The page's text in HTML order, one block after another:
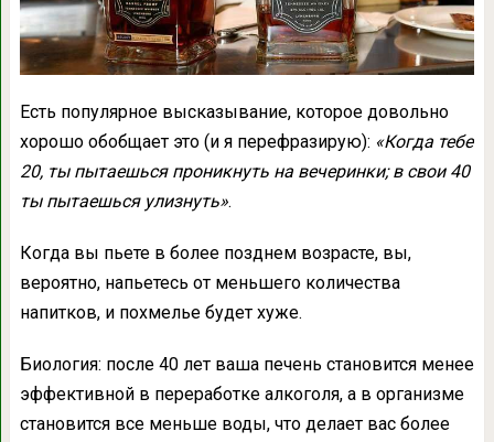
Есть популярное высказывание, которое довольно
хорошо обобщает это (и я перефразирую): «Когда тебе
20, ты пытаешься проникнуть на вечеринки; в свои 40
ты пытаешься улизнуть».
Когда вы пьете в более позднем возрасте, вы,
вероятно, напьетесь от меньшего количества
напитков, и похмелье будет хуже.
Биология: после 40 лет ваша печень становится менее
эффективной в переработке алкоголя, а в организме
становится все меньше воды, что делает вас более